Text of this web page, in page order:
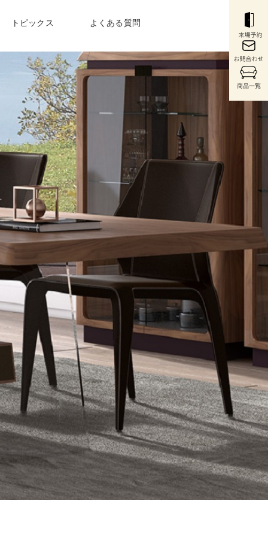
〉購入前から購入後まで
充実のサービス
コンソール 〉ウォールシステム
トピックス
COLUMN
最新のお役立ち情報
よくある質問